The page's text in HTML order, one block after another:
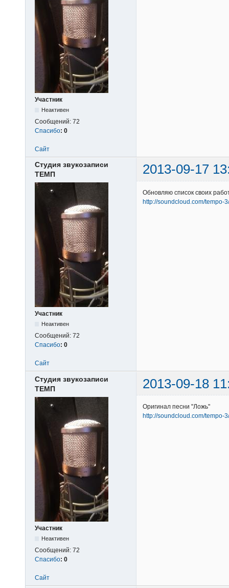
Участник
Неактивен
Сообщений: 72
Спасибо: 0
Сайт
Студия звукозаписи
ТЕМП
2013-09-17
Участник
Неактивен
Сообщений: 72
Спасибо: 0
Обновляю список своих
http://soundcloud.com/tempo-
Сайт
Студия звукозаписи
ТЕМП
2013-09-18
Участник
Неактивен
Сообщений: 72
Спасибо: 0
Оригинал песни "Ложь"
http://soundcloud.com/tempo-
Сайт